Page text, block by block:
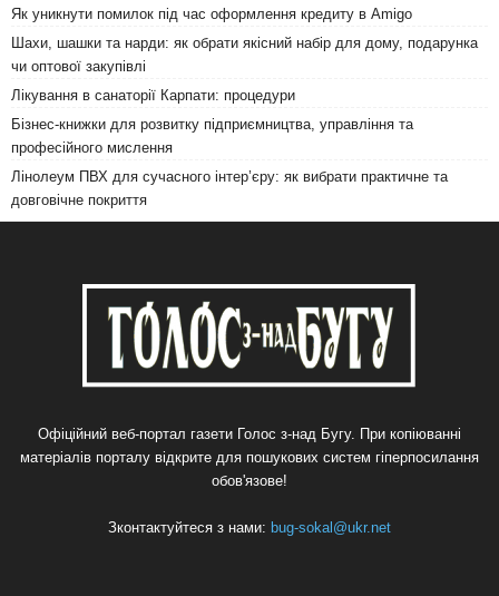
Як уникнути помилок під час оформлення кредиту в Amigo
Шахи, шашки та нарди: як обрати якісний набір для дому, подарунка
чи оптової закупівлі
Лікування в санаторії Карпати: процедури
Бізнес-книжки для розвитку підприємництва, управління та
професійного мислення
Лінолеум ПВХ для сучасного інтер’єру: як вибрати практичне та
довговічне покриття
Офіційний веб-портал газети Голос з-над Бугу. При копіюванні
матеріалів порталу відкрите для пошукових систем гіперпосилання
обов'язове!
Зконтактуйтеся з нами: bug-sokal@ukr.net